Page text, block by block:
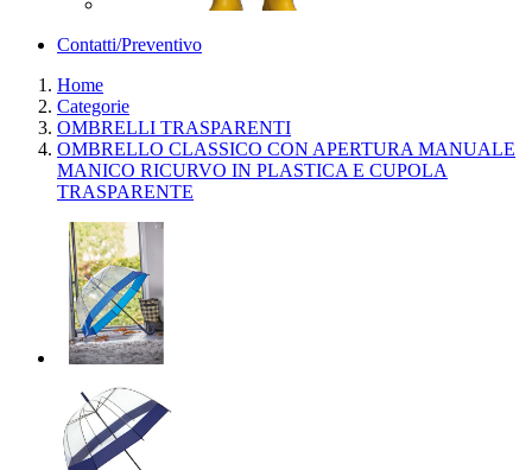
Contatti/Preventivo
Home
Categorie
OMBRELLI TRASPARENTI
OMBRELLO CLASSICO CON APERTURA MANUALE
MANICO RICURVO IN PLASTICA E CUPOLA
TRASPARENTE